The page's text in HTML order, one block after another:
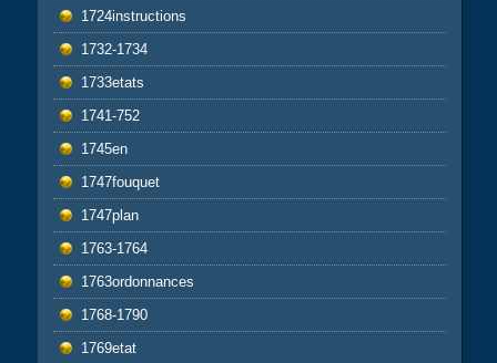
1724instructions
1732-1734
1733etats
1741-752
1745en
1747fouquet
1747plan
1763-1764
1763ordonnances
1768-1790
1769etat